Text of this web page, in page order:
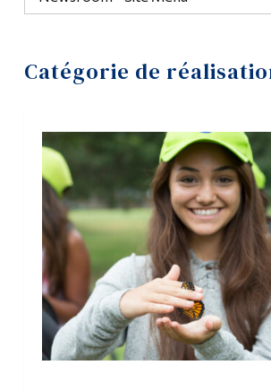
Catégorie de Informations
Liens
Menu
Programmes
Formation
Admissions
La vie à Dawson
Qui vous